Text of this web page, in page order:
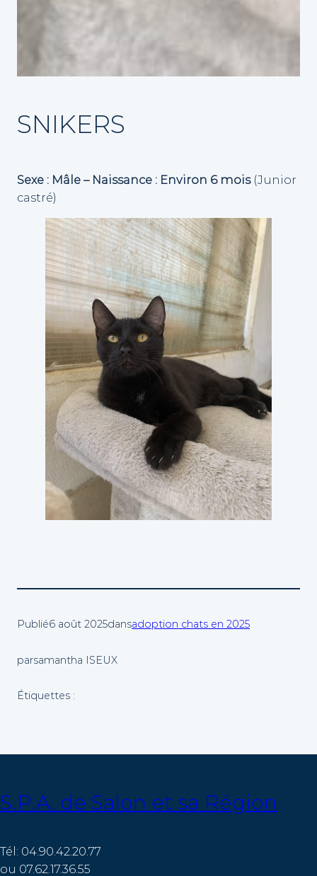
SNIKERS
Sexe : Mâle – Naissance : Environ 6 mois(Junior
castré)
Publié6 août 2025dansadoption chats en 2025
parsamantha ISEUX
Étiquettes :
S.P.A. de Salon et sa Région
Tél: 04.90.42.20.77
ou 07.62.17.36.55